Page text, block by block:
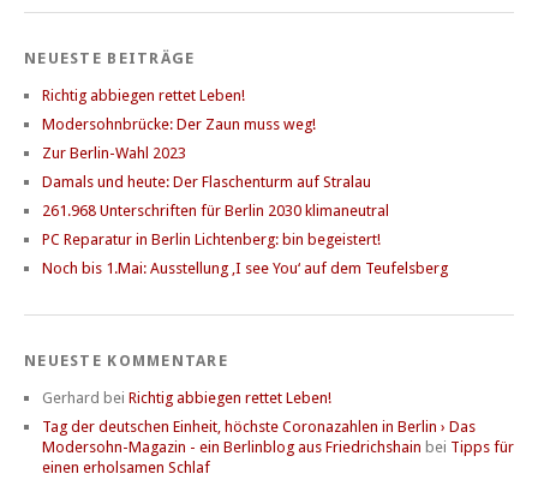
NEUESTE BEITRÄGE
Richtig abbiegen rettet Leben!
Modersohnbrücke: Der Zaun muss weg!
Zur Berlin-Wahl 2023
Damals und heute: Der Flaschenturm auf Stralau
261.968 Unterschriften für Berlin 2030 klimaneutral
PC Reparatur in Berlin Lichtenberg: bin begeistert!
Noch bis 1.Mai: Ausstellung ‚I see You‘ auf dem Teufelsberg
NEUESTE KOMMENTARE
Gerhard bei Richtig abbiegen rettet Leben!
Tag der deutschen Einheit, höchste Coronazahlen in Berlin › Das
Modersohn-Magazin - ein Berlinblog aus Friedrichshain bei Tipps für
einen erholsamen Schlaf